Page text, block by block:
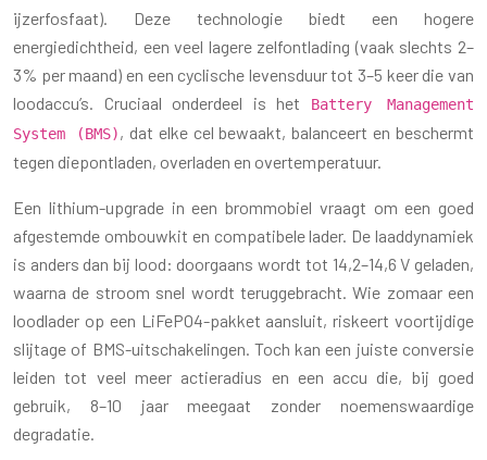
ijzerfosfaat). Deze technologie biedt een hogere
energiedichtheid, een veel lagere zelfontlading (vaak slechts 2–
3% per maand) en een cyclische levensduur tot 3–5 keer die van
loodaccu’s. Cruciaal onderdeel is het
Battery Management
System (BMS), dat elke cel bewaakt, balanceert en beschermt
tegen diepontladen, overladen en overtemperatuur.
Een lithium-upgrade in een brommobiel vraagt om een goed
afgestemde ombouwkit en compatibele lader. De laaddynamiek
is anders dan bij lood: doorgaans wordt tot 14,2–14,6 V geladen,
waarna de stroom snel wordt teruggebracht. Wie zomaar een
loodlader op een LiFePO4-pakket aansluit, riskeert voortijdige
slijtage of BMS-uitschakelingen. Toch kan een juiste conversie
leiden tot veel meer actieradius en een accu die, bij goed
gebruik, 8–10 jaar meegaat zonder noemenswaardige
degradatie.